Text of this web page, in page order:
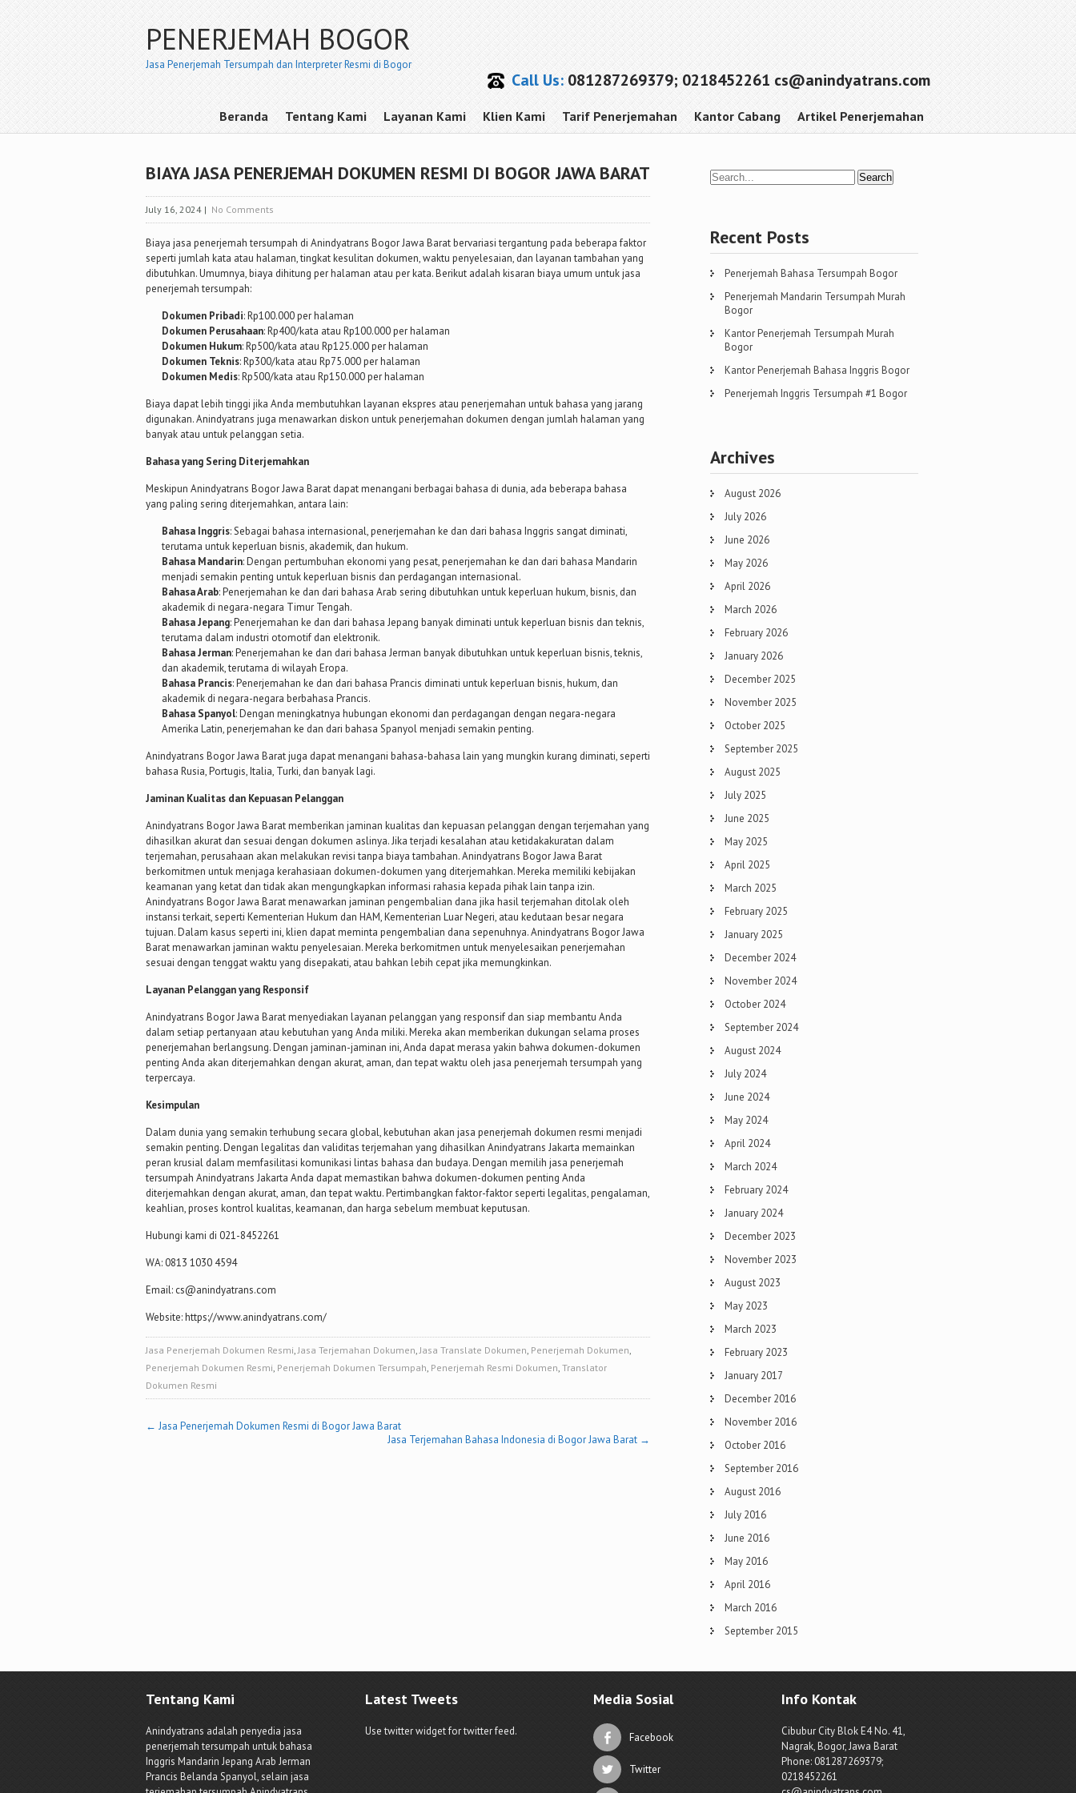
PENERJEMAH BOGOR
Jasa Penerjemah Tersumpah dan Interpreter Resmi di Bogor
Call Us:081287269379; 0218452261 cs@anindyatrans.com
Beranda Tentang Kami Layanan Kami Klien Kami Tarif Penerjemahan Kantor Cabang Artikel Penerjemahan
BIAYA JASA PENERJEMAH DOKUMEN RESMI DI BOGOR JAWA BARAT
July 16, 2024 | No Comments
Biaya jasa penerjemah tersumpah di Anindyatrans Bogor Jawa Barat bervariasi tergantung pada beberapa faktor
seperti jumlah kata atau halaman, tingkat kesulitan dokumen, waktu penyelesaian, dan layanan tambahan yang
dibutuhkan. Umumnya, biaya dihitung per halaman atau per kata. Berikut adalah kisaran biaya umum untuk jasa
penerjemah tersumpah:
Dokumen Pribadi: Rp100.000 per halaman
Dokumen Perusahaan: Rp400/kata atau Rp100.000 per halaman
Dokumen Hukum: Rp500/kata atau Rp125.000 per halaman
Dokumen Teknis: Rp300/kata atau Rp75.000 per halaman
Dokumen Medis: Rp500/kata atau Rp150.000 per halaman
Biaya dapat lebih tinggi jika Anda membutuhkan layanan ekspres atau penerjemahan untuk bahasa yang jarang
digunakan. Anindyatrans juga menawarkan diskon untuk penerjemahan dokumen dengan jumlah halaman yang
banyak atau untuk pelanggan setia.
Bahasa yang Sering Diterjemahkan
Meskipun Anindyatrans Bogor Jawa Barat dapat menangani berbagai bahasa di dunia, ada beberapa bahasa
yang paling sering diterjemahkan, antara lain:
Bahasa Inggris: Sebagai bahasa internasional, penerjemahan ke dan dari bahasa Inggris sangat diminati,
terutama untuk keperluan bisnis, akademik, dan hukum.
Bahasa Mandarin: Dengan pertumbuhan ekonomi yang pesat, penerjemahan ke dan dari bahasa Mandarin
menjadi semakin penting untuk keperluan bisnis dan perdagangan internasional.
Bahasa Arab: Penerjemahan ke dan dari bahasa Arab sering dibutuhkan untuk keperluan hukum, bisnis, dan
akademik di negara-negara Timur Tengah.
Bahasa Jepang: Penerjemahan ke dan dari bahasa Jepang banyak diminati untuk keperluan bisnis dan teknis,
terutama dalam industri otomotif dan elektronik.
Bahasa Jerman: Penerjemahan ke dan dari bahasa Jerman banyak dibutuhkan untuk keperluan bisnis, teknis,
dan akademik, terutama di wilayah Eropa.
Bahasa Prancis: Penerjemahan ke dan dari bahasa Prancis diminati untuk keperluan bisnis, hukum, dan
akademik di negara-negara berbahasa Prancis.
Bahasa Spanyol: Dengan meningkatnya hubungan ekonomi dan perdagangan dengan negara-negara
Amerika Latin, penerjemahan ke dan dari bahasa Spanyol menjadi semakin penting.
Anindyatrans Bogor Jawa Barat juga dapat menangani bahasa-bahasa lain yang mungkin kurang diminati, seperti
bahasa Rusia, Portugis, Italia, Turki, dan banyak lagi.
Jaminan Kualitas dan Kepuasan Pelanggan
Anindyatrans Bogor Jawa Barat memberikan jaminan kualitas dan kepuasan pelanggan dengan terjemahan yang
dihasilkan akurat dan sesuai dengan dokumen aslinya. Jika terjadi kesalahan atau ketidakakuratan dalam
terjemahan, perusahaan akan melakukan revisi tanpa biaya tambahan. Anindyatrans Bogor Jawa Barat
berkomitmen untuk menjaga kerahasiaan dokumen-dokumen yang diterjemahkan. Mereka memiliki kebijakan
keamanan yang ketat dan tidak akan mengungkapkan informasi rahasia kepada pihak lain tanpa izin.
Anindyatrans Bogor Jawa Barat menawarkan jaminan pengembalian dana jika hasil terjemahan ditolak oleh
instansi terkait, seperti Kementerian Hukum dan HAM, Kementerian Luar Negeri, atau kedutaan besar negara
tujuan. Dalam kasus seperti ini, klien dapat meminta pengembalian dana sepenuhnya. Anindyatrans Bogor Jawa
Barat menawarkan jaminan waktu penyelesaian. Mereka berkomitmen untuk menyelesaikan penerjemahan
sesuai dengan tenggat waktu yang disepakati, atau bahkan lebih cepat jika memungkinkan.
Layanan Pelanggan yang Responsif
Anindyatrans Bogor Jawa Barat menyediakan layanan pelanggan yang responsif dan siap membantu Anda
dalam setiap pertanyaan atau kebutuhan yang Anda miliki. Mereka akan memberikan dukungan selama proses
penerjemahan berlangsung. Dengan jaminan-jaminan ini, Anda dapat merasa yakin bahwa dokumen-dokumen
penting Anda akan diterjemahkan dengan akurat, aman, dan tepat waktu oleh jasa penerjemah tersumpah yang
terpercaya.
Kesimpulan
Dalam dunia yang semakin terhubung secara global, kebutuhan akan jasa penerjemah dokumen resmi menjadi
semakin penting. Dengan legalitas dan validitas terjemahan yang dihasilkan Anindyatrans Jakarta memainkan
peran krusial dalam memfasilitasi komunikasi lintas bahasa dan budaya. Dengan memilih jasa penerjemah
tersumpah Anindyatrans Jakarta Anda dapat memastikan bahwa dokumen-dokumen penting Anda
diterjemahkan dengan akurat, aman, dan tepat waktu. Pertimbangkan faktor-faktor seperti legalitas, pengalaman,
keahlian, proses kontrol kualitas, keamanan, dan harga sebelum membuat keputusan.
Hubungi kami di 021-8452261
WA: 0813 1030 4594
Email: cs@anindyatrans.com
Website: https://www.anindyatrans.com/
Jasa Penerjemah Dokumen Resmi,Jasa Terjemahan Dokumen,Jasa Translate Dokumen, Penerjemah Dokumen,
Penerjemah Dokumen Resmi, Penerjemah Dokumen Tersumpah, Penerjemah Resmi Dokumen, Translator
Dokumen Resmi
Post
← Jasa Penerjemah Dokumen Resmi di Bogor Jawa Barat
Jasa Terjemahan Bahasa Indonesia di Bogor Jawa Barat →
Recent Posts
Penerjemah Bahasa Tersumpah Bogor
Penerjemah Mandarin Tersumpah Murah
Bogor
Kantor Penerjemah Tersumpah Murah
Bogor
Kantor Penerjemah Bahasa Inggris Bogor
Penerjemah Inggris Tersumpah #1 Bogor
Archives
August 2026
July 2026
June 2026
May 2026
April 2026
March 2026
February 2026
January 2026
December 2025
November 2025
October 2025
September 2025
August 2025
July 2025
June 2025
May 2025
April 2025
March 2025
February 2025
January 2025
December 2024
November 2024
October 2024
September 2024
August 2024
July 2024
June 2024
May 2024
April 2024
March 2024
February 2024
January 2024
December 2023
November 2023
August 2023
May 2023
March 2023
February 2023
January 2017
December 2016
November 2016
October 2016
September 2016
August 2016
July 2016
June 2016
May 2016
April 2016
March 2016
September 2015
Tentang Kami
Anindyatrans adalah penyedia jasa
penerjemah tersumpah untuk bahasa
Inggris Mandarin Jepang Arab Jerman
Prancis Belanda Spanyol, selain jasa
Latest Tweets
Use twitter widget for twitter feed.
Media Sosial
Facebook
Twitter
Info Kontak
Cibubur City Blok E4 No. 41,
Nagrak, Bogor, Jawa Barat
Phone: 081287269379;
0218452261